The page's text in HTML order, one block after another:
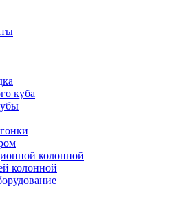
куба
колонной
колонной